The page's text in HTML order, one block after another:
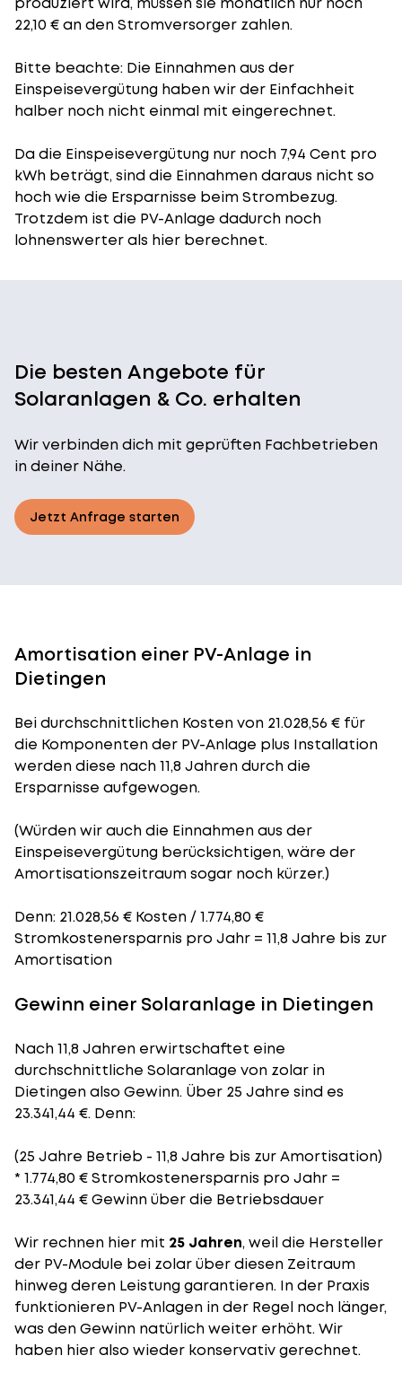
22,10 € an den Stromversorger zahlen.
Bitte beachte: Die Einnahmen aus der
Einspeisevergütung haben wir der Einfachheit
halber noch nicht einmal mit eingerechnet.
Da die Einspeisevergütung nur noch 7,94 Cent pro
kWh beträgt, sind die Einnahmen daraus nicht so
hoch wie die Ersparnisse beim Strombezug.
Trotzdem ist die PV-Anlage dadurch noch
lohnenswerter als hier berechnet.
Die besten Angebote für
Solaranlagen & Co. erhalten
Wir verbinden dich mit geprüften Fachbetrieben
in deiner Nähe.
Jetzt Anfrage starten
Amortisation einer PV-Anlage in
Dietingen
Bei durchschnittlichen Kostenvon 21.028,56 € für
die Komponenten der PV-Anlage plus Installation
werden diese nach 11,8 Jahren durch die
Ersparnisse aufgewogen.
(Würden wir auch die Einnahmen aus der
Einspeisevergütung berücksichtigen, wäre der
Amortisationszeitraumsogar noch kürzer.)
Denn: 21.028,56 € Kosten / 1.774,80 €
Stromkostenersparnis pro Jahr = 11,8 Jahre bis zur
Amortisation
Gewinn einer Solaranlage in Dietingen
Nach 11,8 Jahren erwirtschaftet eine
durchschnittliche Solaranlage von zolar in
Dietingen also Gewinn. Über 25 Jahre sind es
23.341,44 €. Denn:
(25 Jahre Betrieb - 11,8 Jahre bis zur Amortisation)
* 1.774,80 € Stromkostenersparnis pro Jahr =
23.341,44 € Gewinn über die Betriebsdauer
Wir rechnen hier mit 25 Jahren, weil die Hersteller
der PV-Module bei zolar über diesen Zeitraum
hinweg deren Leistung garantieren. In der Praxis
funktionieren PV-Anlagen in der Regel noch länger,
was den Gewinn natürlich weiter erhöht. Wir
haben hier also wieder konservativ gerechnet.